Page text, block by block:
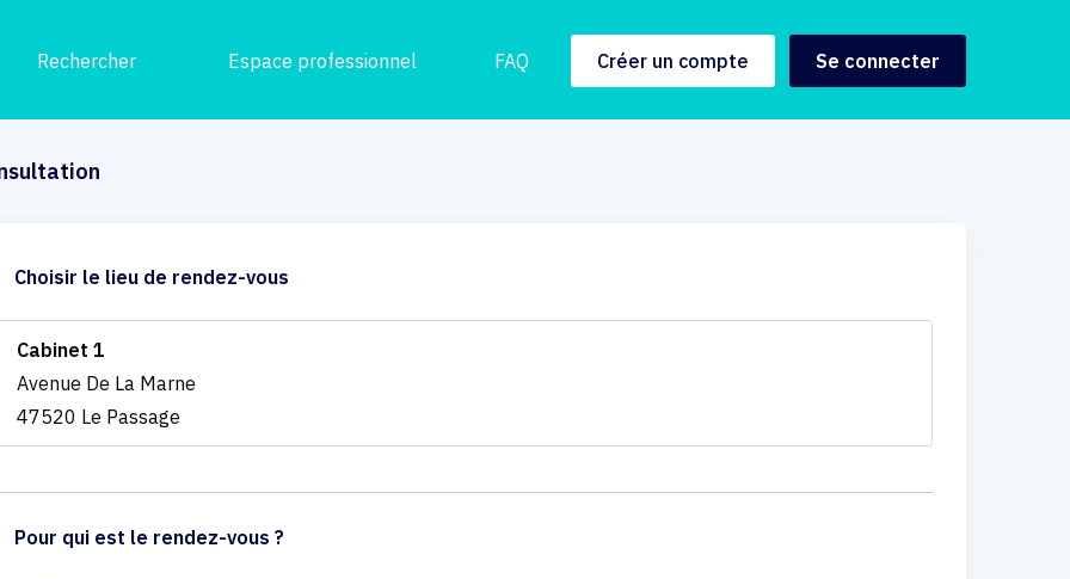
Rechercher Espace professionnel FAQ Créer un compte Se connecter
Choisir le lieu de rendez-vous
Cabinet 1
Avenue De La Marne
47520 Le Passage
Pour qui est le rendez-vous ?